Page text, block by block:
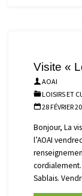
Visite «
AOAI
LOISIRS ET
28 FÉVRIER
Bonjour, La
l’AOAI
cordialement.
Sablais.